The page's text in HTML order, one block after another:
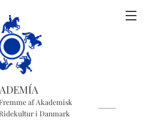
af Akademisk
i Danmark